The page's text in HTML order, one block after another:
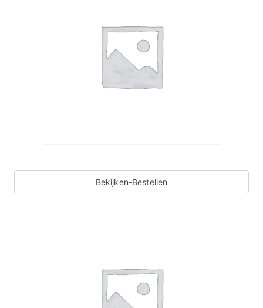
Bekijken-Bestellen